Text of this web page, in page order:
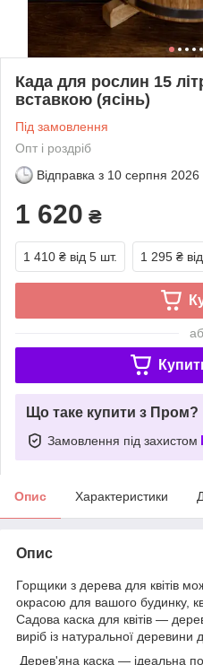
Када для рослин 15
вставкою (ясінь)
Під замовлення
Опт і роздріб
Відправка з 10 серпня 2026
1 620 ₴
1 410 ₴ від 5 шт. 1 295 ₴
Що таке купити з Пром?
Замовлення під захистом
Опис Характеристики
Опис
Горщики з дерева для квітів
окрасою для вашого будинку,
Садова каска для квітів —
виріб із натуральної деревини
Дерев'яна каска — ідеальна